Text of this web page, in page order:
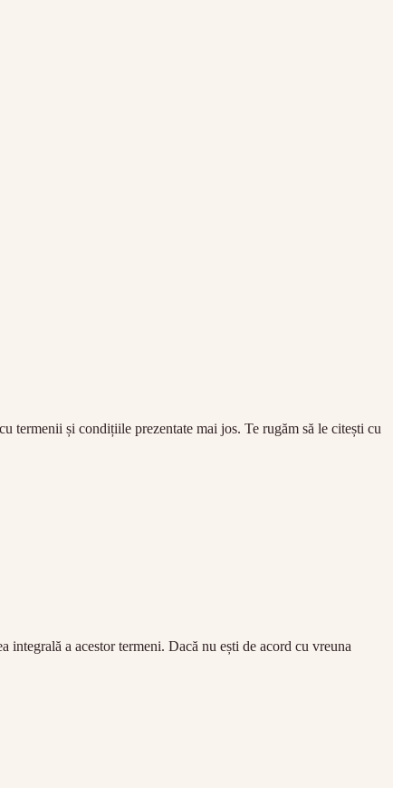
termenii și condițiile prezentate mai jos. Te rugăm să le citești cu
a acestor termeni. Dacă nu ești de acord cu vreuna